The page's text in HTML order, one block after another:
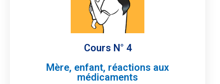
Cours N° 4
Mère, enfant, réactions aux
médicaments